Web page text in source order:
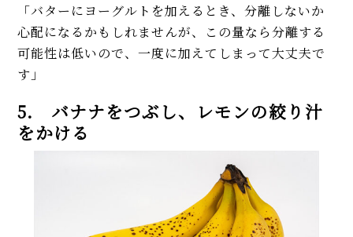
「バターにヨーグルトを加えるとき、分離しないか
心配になるかもしれませんが、この量なら分離する
可能性は低いので、一度に加えてしまって大丈夫で
す」
5. バナナをつぶし、レモンの絞り汁
をかける